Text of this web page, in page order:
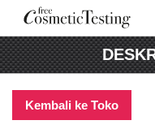
Kembali ke Toko